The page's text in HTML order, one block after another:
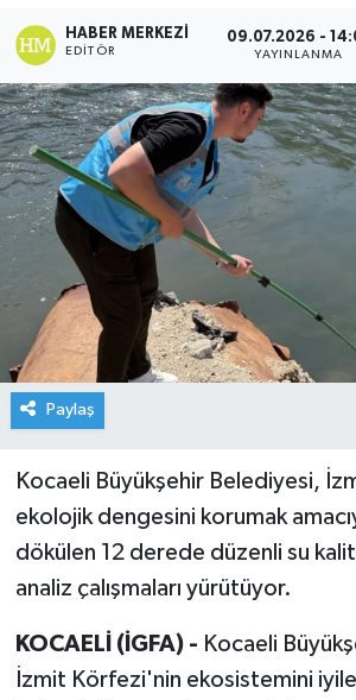
HABER MERKEZI
EDITÖR
09.07.2026 -
YAYINLANMA
Paylaş
Kocaeli Büyükşehir Belediyesi,
ekolojik dengesini korumak
dökülen 12 derede düzenli su
analiz çalışmaları yürütüyor.
KOCAELİ (İGFA) - Kocaeli
İzmit Körfezi'nin ekosistemini